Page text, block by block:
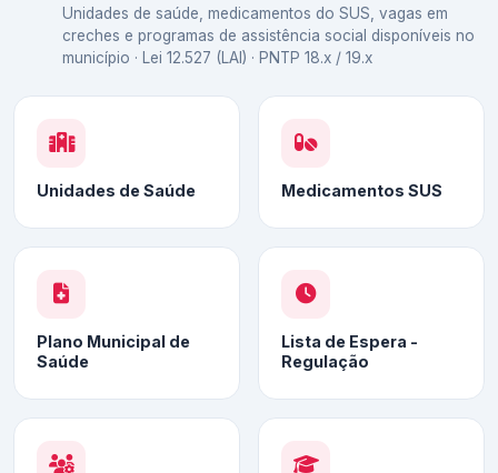
Unidades de saúde, medicamentos do SUS, vagas em
creches e programas de assistência social disponíveis no
município · Lei 12.527 (LAI) · PNTP 18.x / 19.x
Unidades de Saúde Medicamentos SUS
Plano Municipal de
Saúde
Lista de Espera -
Regulação